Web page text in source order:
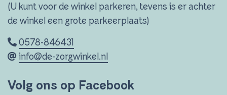
(U kunt voor de winkel parkeren, tevens is er achter
de winkel een grote parkeerplaats)
0578-846431
info@de-zorgwinkel.nl
Volg ons op Facebook